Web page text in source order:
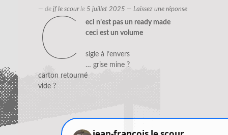
— de jf le scourle 5 juillet 2025 — Laissez une réponse
c
eci n’est pas un ready made
ceci est un volume
sigle à l’envers
… grise mine ?
carton retourné
vide ?